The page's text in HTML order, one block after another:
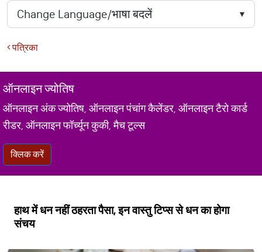
पत्रिका
ऑनलाइन ज्योतिष
ऑनलाइन अंक ज्योतिष, ऑनलाइन पंचांग कैलेंडर, ऑनलाइन टैरो कार्ड
रीडर, ऑनलाइन फॉर्च्यून कुकी, मैच टूल्स
क्लिक करें
हाथ में धन नहीं ठहरता पैसा, इन वास्तु टिप्स से धन का होगा
संचय